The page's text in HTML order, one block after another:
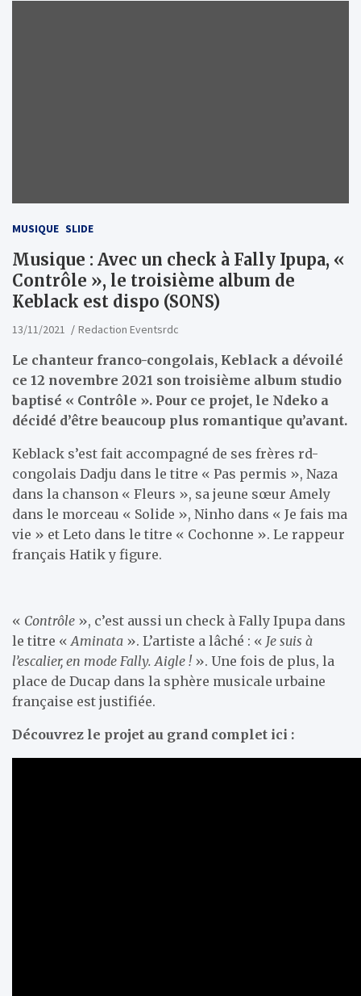
MUSIQUE SLIDE
Musique : Avec un check à Fally Ipupa, «
Contrôle », le troisième album de
Keblack est dispo (SONS)
13/11/2021 Redaction Eventsrdc
Le chanteur franco-congolais, Keblack a dévoilé
ce 12 novembre 2021 son troisième album studio
baptisé « Contrôle ». Pour ce projet, le Ndeko a
décidé d’être beaucoup plus romantique qu’avant.
Keblack s’est fait accompagné de ses frères rd-
congolais Dadju dans le titre « Pas permis », Naza
dans la chanson « Fleurs », sa jeune sœur Amely
dans le morceau « Solide », Ninho dans « Je fais ma
vie » et Leto dans le titre « Cochonne ». Le rappeur
français Hatik y figure.
« Contrôle », c’est aussi un check à Fally Ipupa dans
le titre « Aminata ». L’artiste a lâché : « Je suis à
l’escalier, en mode Fally. Aigle !». Une fois de plus, la
place de Ducap dans la sphère musicale urbaine
française est justifiée.
Découvrez le projet au grand complet ici :